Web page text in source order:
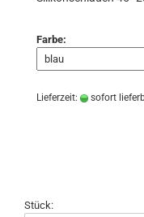
Farbe:
Lieferzeit: sofort
Stück: